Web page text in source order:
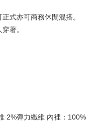
Commercial
21 Bank
Komersial Pertama
Eastern International Bank
式亦可商務休閒混搭。
著。
2%彈力纖維 內裡：100%